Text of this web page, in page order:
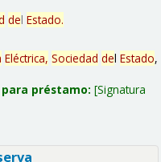
del Estado.
Eléctrica, Sociedad del Estado,
préstamo: Signatura